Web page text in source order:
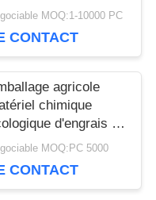
le cachetage
MOQ:1-10000 PC
CONTACT
agricole
chimique
d'engrais de
à papierMOQ:PC 5000
CONTACT